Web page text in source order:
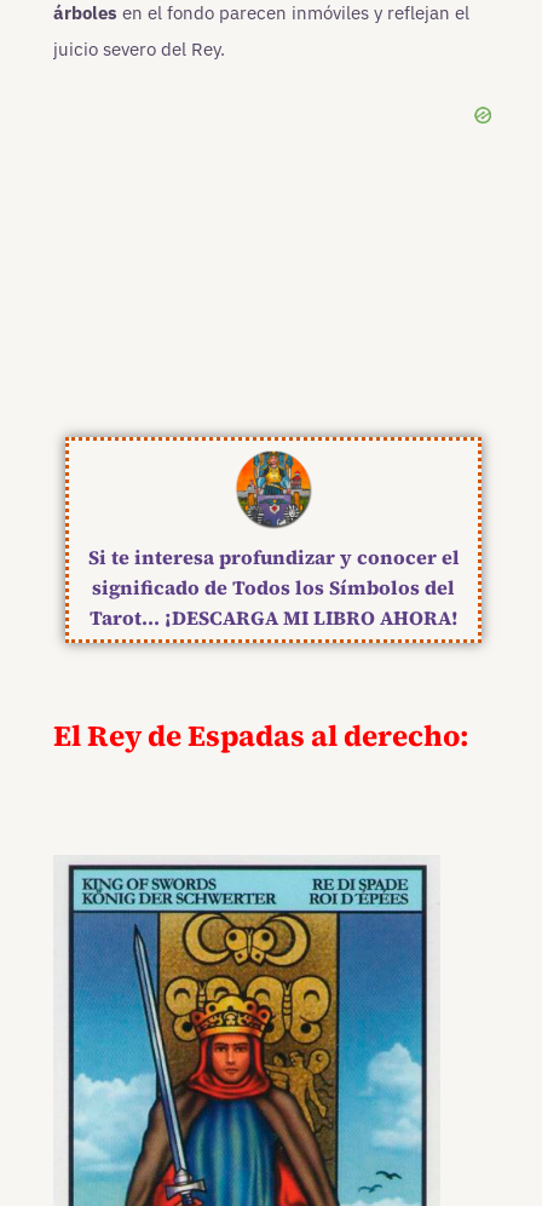
árboles en el fondo parecen inmóviles y reflejan el
juicio severo del Rey.
Si te interesa profundizar y conocer el
significado de Todos los Símbolos del
Tarot... ¡DESCARGA MI LIBRO AHORA!
El Rey de Espadas al derecho: